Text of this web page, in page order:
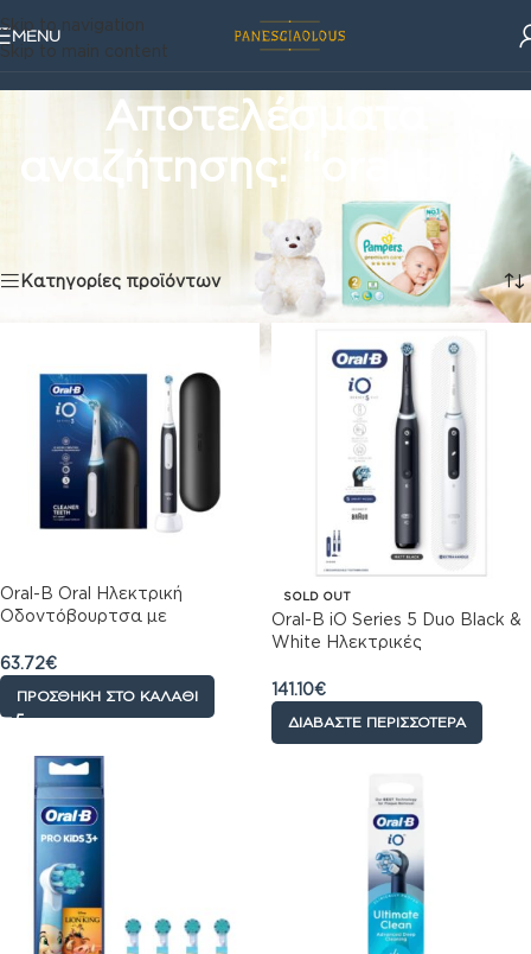
Skip to navigation
Skip to main content
MENU
Αποτελέσματα
αναζήτησης: “oral b io”
Αποτελέσματα αναζήτησης για “oral b io”
Βλέπετε 1–16 από 70 αποτελέσματα
Κατηγορίες προϊόντων
Oral-B Oral Ηλεκτρική
Οδοντόβουρτσα με
Ταξιδίου Μαύρη
63.72€
ΠΡΟΣΘΉΚΗ ΣΤΟ ΚΑΛΆΘΙ
SOLD OUT
Oral-B iO Series 5 Duo Black &
White Ηλεκτρικές
Λευκό, 2τεμ
141.10€
ΔΙΑΒΆΣΤΕ ΠΕΡΙΣΣΌΤΕΡΑ